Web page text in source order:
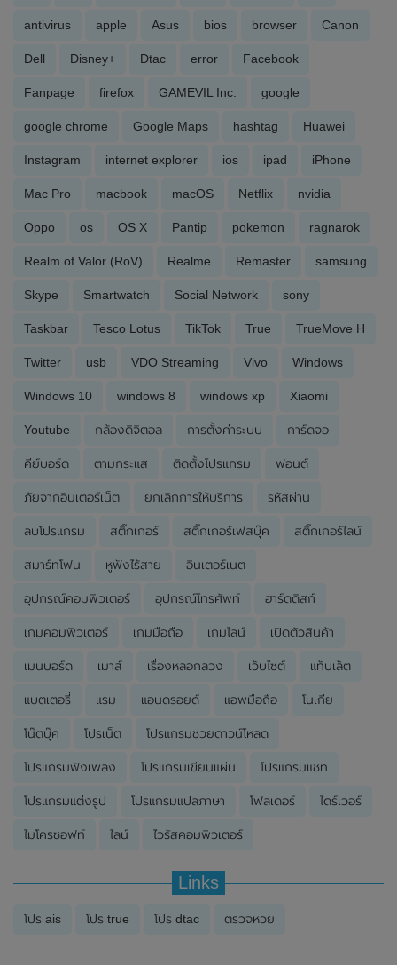
antivirus apple Asus bios browser Canon
Dell Disney+ Dtac error Facebook
Fanpage firefox GAMEVIL Inc. google
google chrome Google Maps hashtag Huawei
Instagram internet explorer ios ipad iPhone
Mac Pro macbook macOS Netflix nvidia
Oppo os OS X Pantip pokemon ragnarok
Realm of Valor (RoV) Realme Remaster samsung
Skype Smartwatch Social Network sony
Taskbar Tesco Lotus TikTok True TrueMove H
Twitter usb VDO Streaming Vivo Windows
Windows 10 windows 8 windows xp Xiaomi
Youtube กล้องดิจิตอล การตั้งค่าระบบ การ์ดจอ
คีย์บอร์ด ตามกระแส ติดตั้งโปรแกรม ฟอนต์
ภัยจากอินเตอร์เน็ต ยกเลิกการให้บริการ รหัสผ่าน
ลบโปรแกรม สติ๊กเกอร์ สติ๊กเกอร์เฟสบุ๊ค สติ๊กเกอร์ไลน์
สมาร์ทโฟน หูฟังไร้สาย อินเตอร์เนต
อุปกรณ์คอมพิวเตอร์ อุปกรณ์โทรศัพท์ ฮาร์ดดิสก์
เกมคอมพิวเตอร์ เกมมือถือ เกมไลน์ เปิดตัวสินค้า
เมนบอร์ด เมาส์ เรื่องหลอกลวง เว็บไซต์ แท็บเล็ต
แบตเตอรี่ แรม แอนดรอยด์ แอพมือถือ โนเกีย
โน๊ตบุ๊ค โปรเน็ต โปรแกรมช่วยดาวน์โหลด
โปรแกรมฟังเพลง โปรแกรมเขียนแผ่น โปรแกรมแชท
โปรแกรมแต่งรูป โปรแกรมแปลภาษา โฟลเดอร์ ไดร์เวอร์
ไมโครซอฟท์ ไลน์ ไวรัสคอมพิวเตอร์
Links
โปร ais โปร true โปร dtac ตรวจหวย